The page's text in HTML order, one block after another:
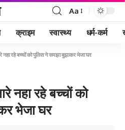
Aa
क्राइम स्वास्थ्य धर्म-कर्म
नहा रहे बच्चों को पुलिस ने समझा बुझाकर भेजा घर
नहा रहे बच्चों को
भेजा घर